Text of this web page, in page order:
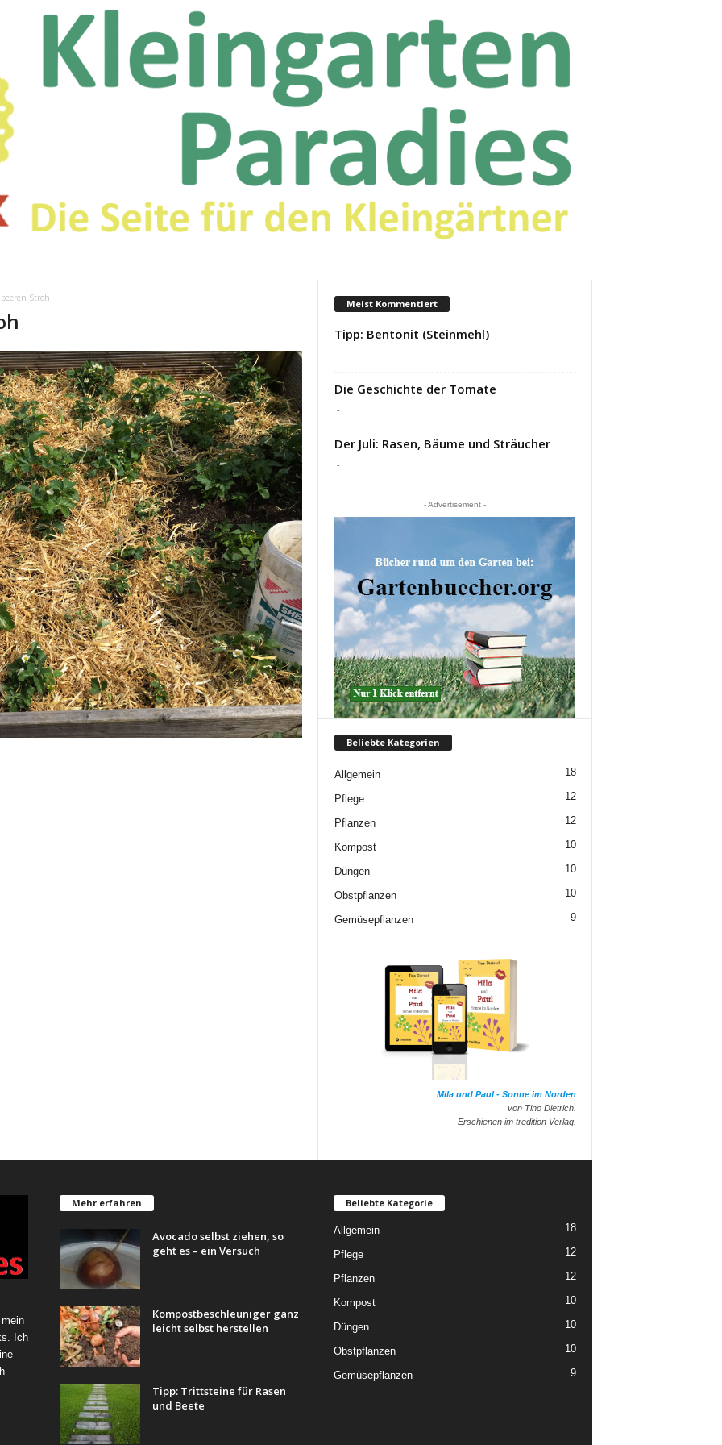
Stroh Meist Kommentiert
Tipp: Bentonit (Steinmehl)
-
Die Geschichte der Tomate
-
Der Juli: Rasen, Bäume und Sträucher
-
- Advertisement -
Beliebte Kategorien
Allgemein 18
Pflege 12
Pflanzen 12
Kompost 10
Düngen 10
Obstpflanzen 10
Gemüsepflanzen 9
Mila und Paul - Sonne im Norden
von Tino Dietrich.
Erschienen im tredition Verlag.
Ich
Mehr erfahren
Avocado selbst ziehen, so
geht es – ein Versuch
Kompostbeschleuniger ganz
leicht selbst herstellen
Tipp: Trittsteine für Rasen
und Beete
Beliebte Kategorie
Allgemein 18
Pflege 12
Pflanzen 12
Kompost 10
Düngen 10
Obstpflanzen 10
Gemüsepflanzen 9